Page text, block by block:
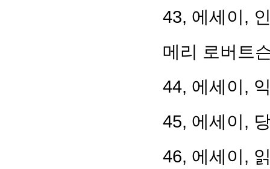
43, 에세이,
메리 로버트
44, 에세이,
45, 에세이,
46, 에세이,